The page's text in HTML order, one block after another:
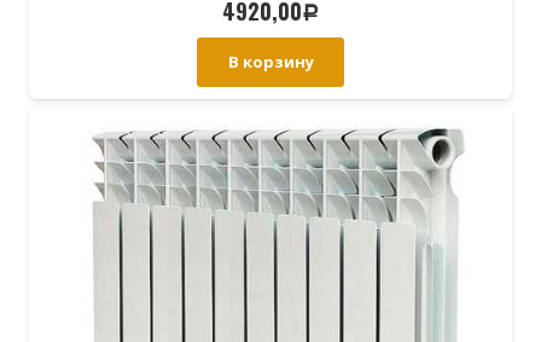
4920,00Р
В корзину